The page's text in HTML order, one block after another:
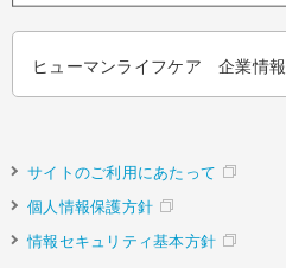
ヒューマンライフケア 企業情報
サイトのご利用にあたって
個人情報保護方針
情報セキュリティ基本方針